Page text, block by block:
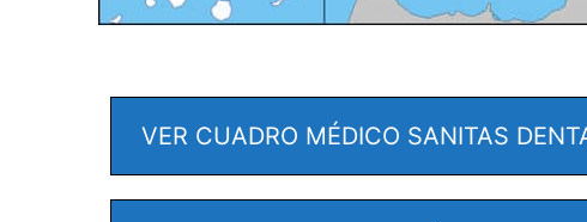
VER CUADRO MÉDICO SANITAS